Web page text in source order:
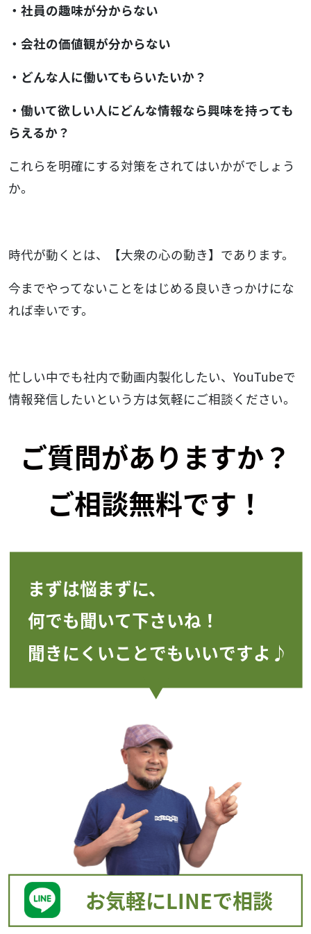
・社員の趣味が分からない
・会社の価値観が分からない
・どんな人に働いてもらいたいか？
・働いて欲しい人にどんな情報なら興味を持っても
らえるか？
これらを明確にする対策をされてはいかがでしょう
か。
時代が動くとは、【大衆の心の動き】であります。
今までやってないことをはじめる良いきっかけにな
れば幸いです。
忙しい中でも社内で動画内製化したい、YouTubeで
情報発信したいという方は気軽にご相談ください。
ご質問がありますか？
ご相談無料です！
お気軽にLINEで相談
まずは悩まずに、
何でも聞いて下さいね！
聞きにくいことでもいいですよ♪